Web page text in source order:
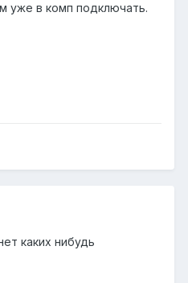
уже в комп подключать.
каких нибудь